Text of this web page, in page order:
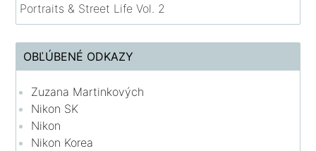
Portraits & Street Life Vol. 2
OBĽÚBENÉ ODKAZY
Zuzana Martinkových
Nikon SK
Nikon
Nikon Korea